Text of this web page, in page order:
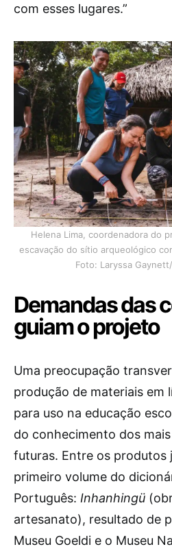
com esses lugares.”
Helena Lima, coordenadora do
escavação do sítio arqueológico
Foto: Laryssa
Demandas das
guiam o projeto
Uma preocupação
produção de materiais em
para uso na educação
do conhecimento dos
futuras. Entre os produtos
primeiro volume do
Português: Inhanhingü
artesanato), resultado de
Museu Goeldi e o Museu